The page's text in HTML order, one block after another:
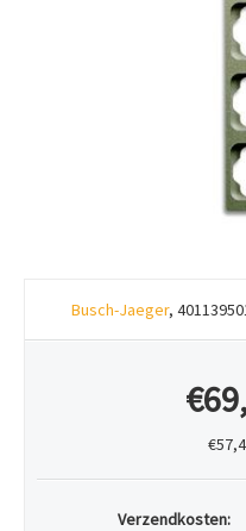
Busch-Jaeger,
Verzendkosten: